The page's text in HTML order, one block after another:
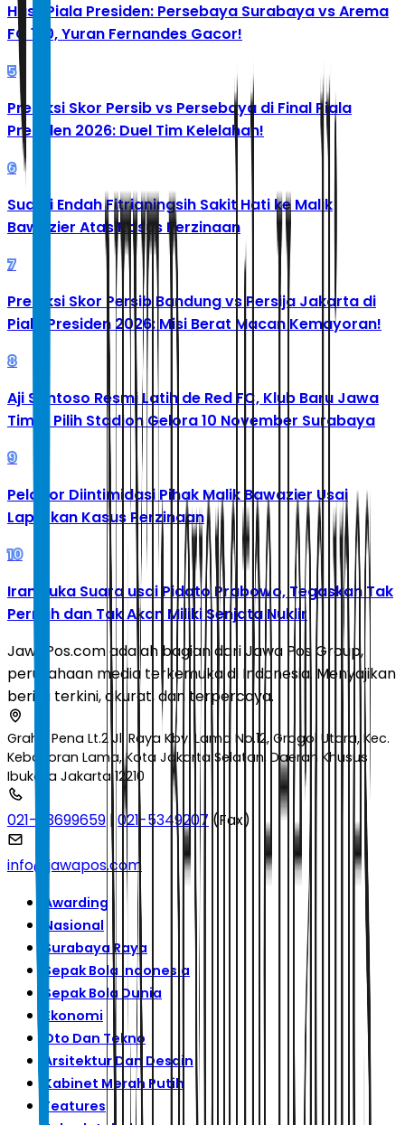
Hasil Piala Presiden: Persebaya Surabaya vs Arema
FC 1-0, Yuran Fernandes Gacor!
5
Prediksi Skor Persib vs Persebaya di Final Piala
Presiden 2026: Duel Tim Kelelahan!
6
Suami Endah Fitrianingsih Sakit Hati ke Malik
Bawazier Atas Kasus Perzinaan
7
Prediksi Skor Persib Bandung vs Persija Jakarta di
Piala Presiden 2026: Misi Berat Macan Kemayoran!
8
Aji Santoso Resmi Latih de Red FC, Klub Baru Jawa
Timur Pilih Stadion Gelora 10 November Surabaya
9
Pelapor Diintimidasi Pihak Malik Bawazier Usai
Laporkan Kasus Perzinaan
10
Iran Buka Suara usai Pidato Prabowo, Tegaskan Tak
Pernah dan Tak Akan Miliki Senjata Nuklir
JawaPos.com adalah bagian dari Jawa Pos Group,
perusahaan media terkemuka di Indonesia. Menyajikan
berita terkini, akurat, dan terpercaya.
Graha Pena Lt.2 Jl. Raya Kby. Lama No.12, Grogol Utara, Kec.
Kebayoran Lama, Kota Jakarta Selatan, Daerah Khusus
Ibukota Jakarta 12210
021-53699659 | 021-5349207 (Fax)
info@jawapos.com
Awarding
Nasional
Surabaya Raya
Sepak Bola Indonesia
Sepak Bola Dunia
Ekonomi
Oto Dan Tekno
Arsitektur Dan Desain
Kabinet Merah Putih
Features